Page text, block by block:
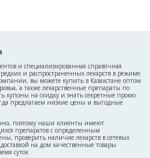
и специализированная справочная
и распространенных лекарств в режиме
вы можете купить в Казахстане оптом
а также лекарственные препараты по
на скидку и знать секретные промо
предлагаем низкие цены и выгодные
поэтому наши клиенты имеют
препаратов с определенным
проверить наличие лекарств в сетевых
на дом качественные товары
суток